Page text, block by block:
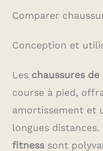
Comparer
Conception et
Les chaussures
course à pied,
amortissement et
longues distances.
fitness sont